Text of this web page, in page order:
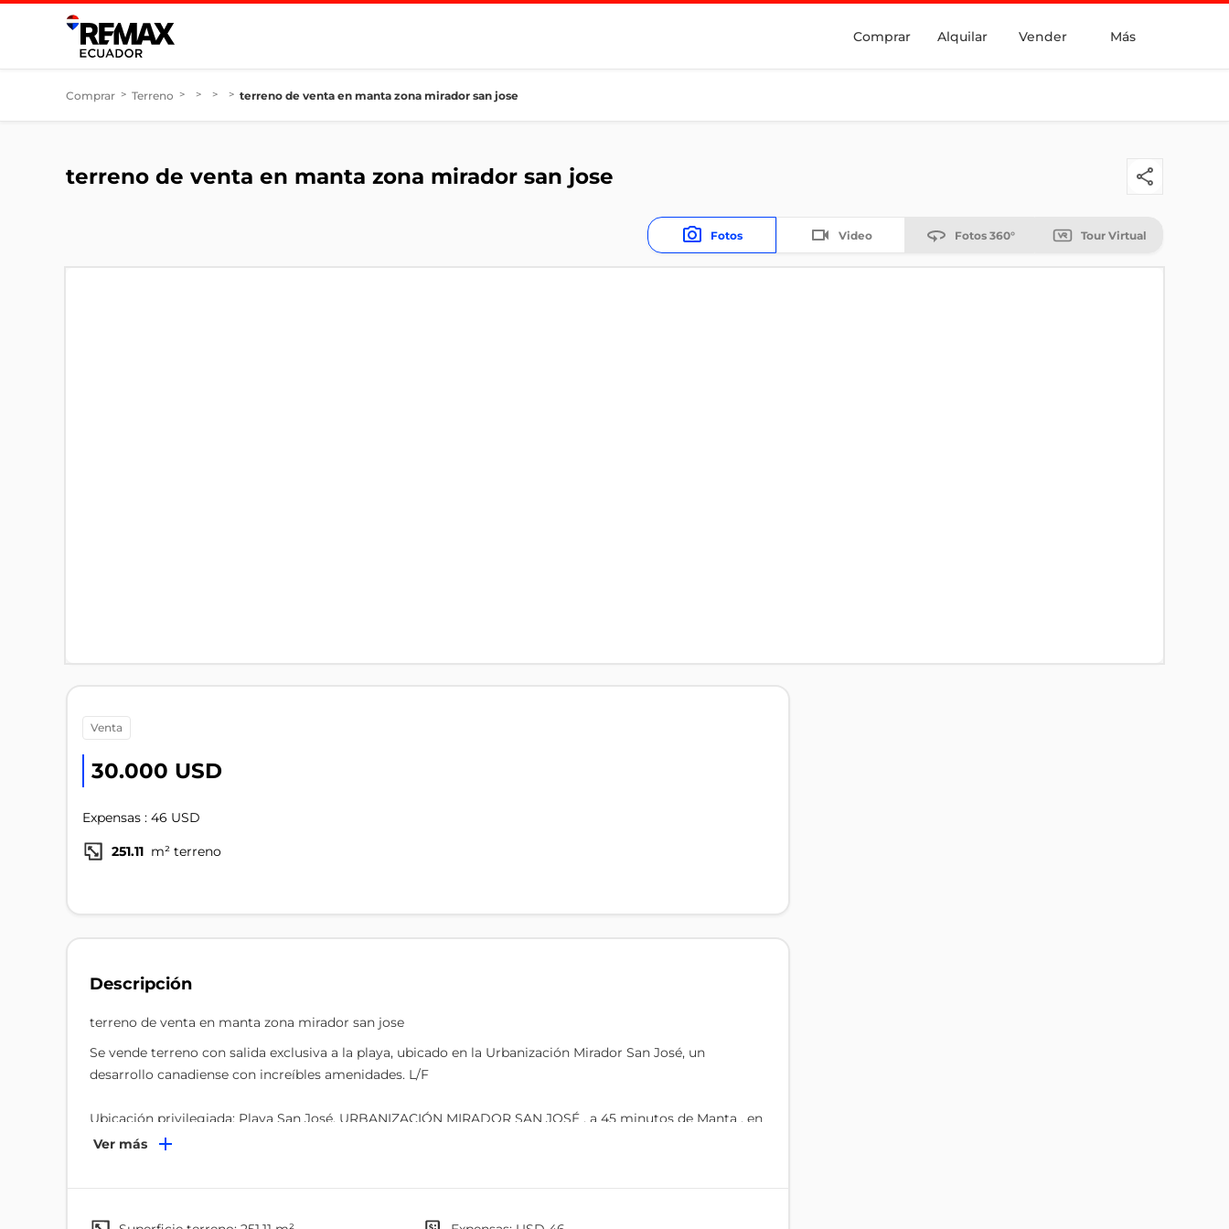
Comprar Alquilar Vender Más
Comprar > Terreno > > > > terreno de venta en manta zona mirador san jose
terreno de venta en manta zona mirador san jose
Fotos Video Fotos 360° Tour Virtual
venta
30.000 USD
Expensas : 46 USD
251.11 m² terreno
Descripción
terreno de venta en manta zona mirador san jose
Se vende terreno con salida exclusiva a la playa, ubicado en la Urbanización Mirador San José, un
desarrollo canadiense con increíbles amenidades. L/F
Ubicación privilegiada: Playa San José, URBANIZACIÓN MIRADOR SAN JOSÉ , a 45 minutos de Manta , en
la espectacular Ruta del Spondylus.
Ver más